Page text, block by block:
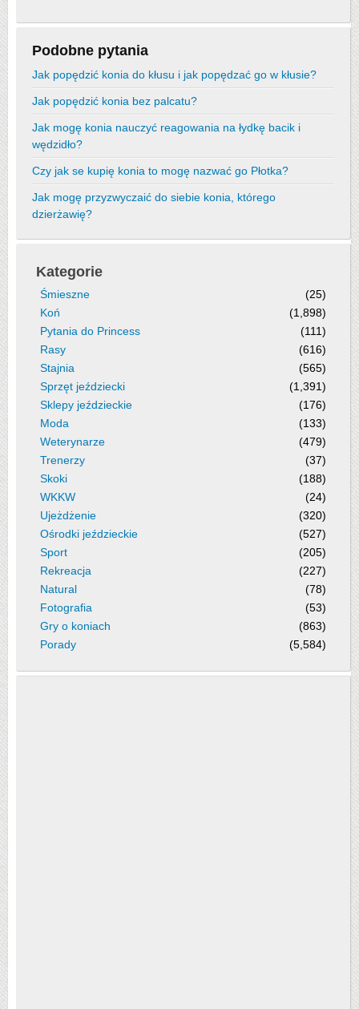
Podobne pytania
Jak popędzić konia do kłusu i jak popędzać go w kłusie?
Jak popędzić konia bez palcatu?
Jak mogę konia nauczyć reagowania na łydkę bacik i
wędzidło?
Czy jak se kupię konia to mogę nazwać go Płotka?
Jak mogę przyzwyczaić do siebie konia, którego
dzierżawię?
Kategorie
Śmieszne
(25)
Koń
(1,898)
Pytania do Princess
(111)
Rasy
(616)
Stajnia
(565)
Sprzęt jeździecki
(1,391)
Sklepy jeździeckie
(176)
Moda
(133)
Weterynarze
(479)
Trenerzy
(37)
Skoki
(188)
WKKW
(24)
Ujeżdżenie
(320)
Ośrodki jeździeckie
(527)
Sport
(205)
Rekreacja
(227)
Natural
(78)
Fotografia
(53)
Gry o koniach
(863)
Porady
(5,584)